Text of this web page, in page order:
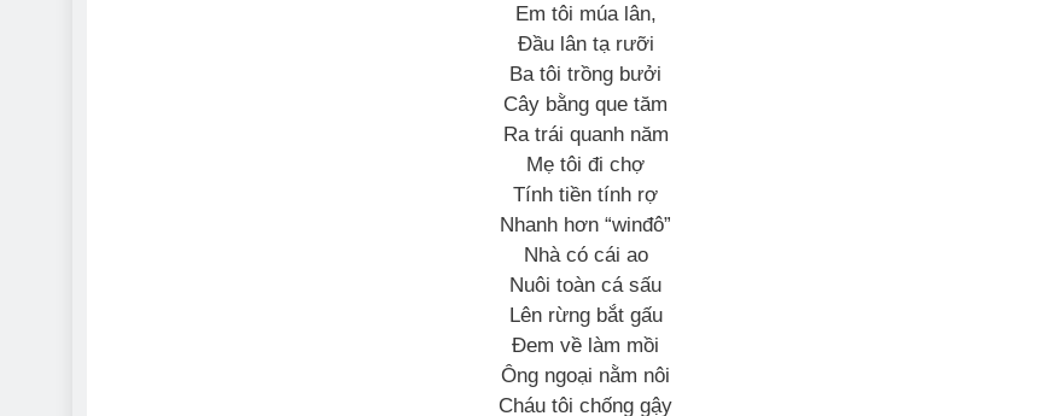
Em tôi múa lân,
Đầu lân tạ rưỡi
Ba tôi trồng bưởi
Cây bằng que tăm
Ra trái quanh năm
Mẹ tôi đi chợ
Tính tiền tính rợ
Nhanh hơn “winđô”
Nhà có cái ao
Nuôi toàn cá sấu
Lên rừng bắt gấu
Đem về làm mồi
Ông ngoại nằm nôi
Cháu tôi chống gậy